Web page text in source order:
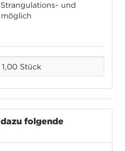
und
1,00 Stück
folgende